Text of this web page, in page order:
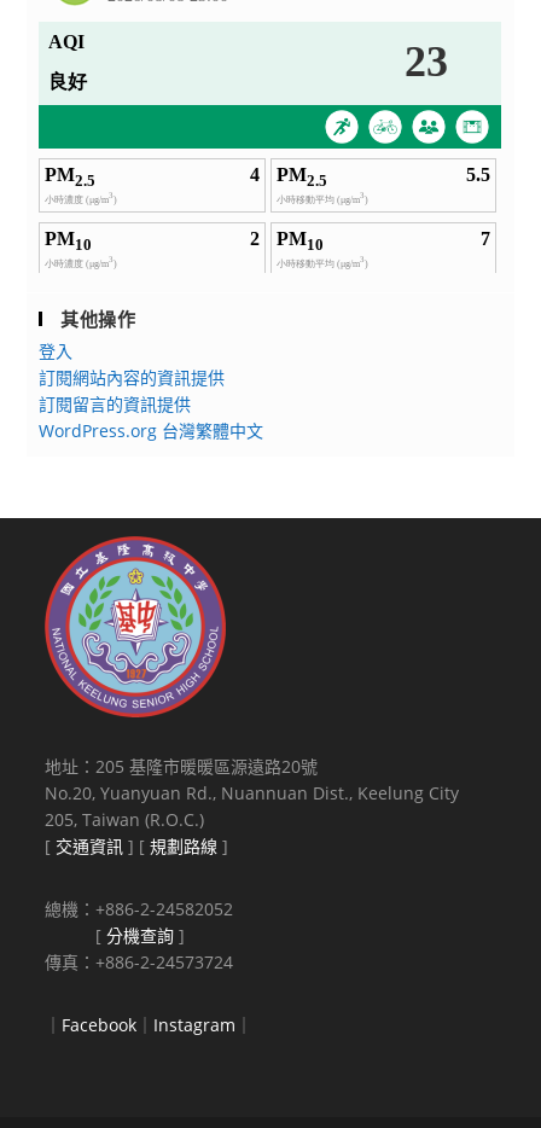
其他操作
登入
訂閱網站內容的資訊提供
訂閱留言的資訊提供
WordPress.org 台灣繁體中文
地址：205 基隆市暖暖區源遠路20號
No.20, Yuanyuan Rd., Nuannuan Dist., Keelung City
205, Taiwan (R.O.C.)
[ 交通資訊 ] [規劃路線 ]
總機：+886-2-24582052
[分機查詢 ]
傳真：+886-2-24573724
｜ Facebook ｜ Instagram ｜